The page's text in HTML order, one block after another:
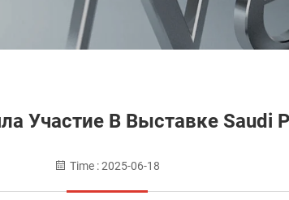
Участие В Выставке Saudi
Time : 2025-06-18